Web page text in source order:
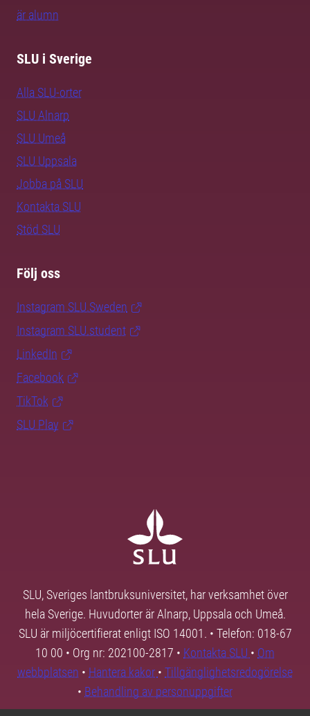
är alumn
SLU i Sverige
Alla SLU-orter
SLU Alnarp
SLU Umeå
SLU Uppsala
Jobba på SLU
Kontakta SLU
Stöd SLU
Följ oss
Instagram SLU.Sweden
Instagram SLU.student
LinkedIn
Facebook
TikTok
SLU Play
SLU, Sveriges lantbruksuniversitet, har verksamhet över
hela Sverige. Huvudorter är Alnarp, Uppsala och Umeå.
SLU är miljöcertifierat enligt ISO 14001. • Telefon: 018-67
10 00 • Org nr: 202100-2817 • Kontakta SLU • Om
webbplatsen • Hantera kakor • Tillgänglighetsredogörelse
• Behandling av personuppgifter